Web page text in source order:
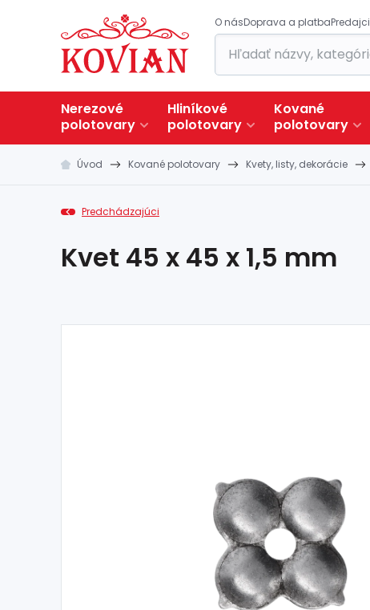
O násDoprava a platbaPredajci
Nerezové
polotovary
Hliníkové
polotovary
Kované
polotovary
Úvod Kované polotovary Kvety, listy, dekorácie
Predchádzajúci
Kvet 45 x 45 x 1,5 mm